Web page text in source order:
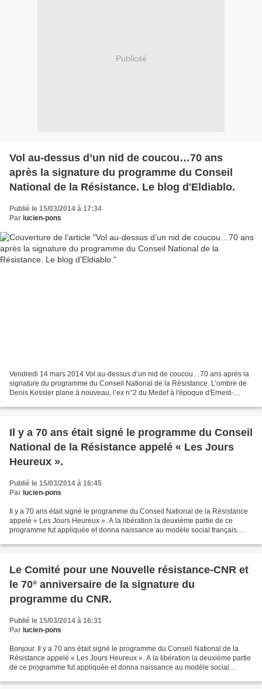
Publicité
Vol au-dessus d’un nid de coucou…70 ans
après la signature du programme du Conseil
National de la Résistance. Le blog d'Eldiablo.
Publié le 15/03/2014 à 17:34
Par lucien-pons
Vendredi 14 mars 2014 Vol au-dessus d’un nid de coucou…70 ans après la
signature du programme du Conseil National de la Résistance. L’ombre de
Denis Kessler plane à nouveau, l’ex n°2 du Medef à l'époque d'Ernest-
Il y a 70 ans était signé le programme du Conseil
National de la Résistance appelé « Les Jours
Heureux ».
Publié le 15/03/2014 à 16:45
Par lucien-pons
Il y a 70 ans était signé le programme du Conseil National de la Résistance
appelé « Les Jours Heureux ». A la libération la deuxième partie de ce
programme fut appliquée et donna naissance au modèle social français.
Le Comité pour une Nouvelle résistance-CNR et
le 70° anniversaire de la signature du
programme du CNR.
Publié le 15/03/2014 à 16:31
Par lucien-pons
Bonjour. Il y a 70 ans était signé le programme du Conseil National de la
Résistance appelé « Les Jours Heureux ». A la libération la deuxième partie
de ce programme fut appliquée et donna naissance au modèle social